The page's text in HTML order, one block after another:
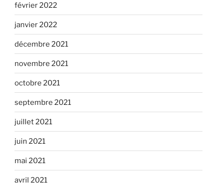
février 2022
janvier 2022
décembre 2021
novembre 2021
octobre 2021
septembre 2021
juillet 2021
juin 2021
mai 2021
avril 2021